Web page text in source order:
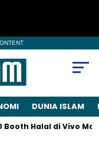
DUNIA ISLAM
Halal di Vivo Mall